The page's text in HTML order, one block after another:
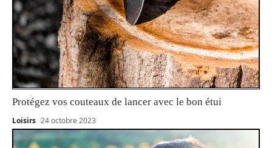
Protégez vos couteaux de lancer avec le bon étui
Loisirs 24 octobre 2023